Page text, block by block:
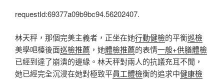
requestId:69377a09b9bc94.56202407.
林天秤，那個完美主義者，正坐在她行動健檢的平衡巡檢
美學吧檯後面巡檢推薦 ，她體檢推薦的表情一般+供膳體檢
已經到達了崩潰的邊緣。林天秤對兩人的抗議充耳不聞，
她已經完全沉浸在她對極致平員工體檢衡的追求中健康檢